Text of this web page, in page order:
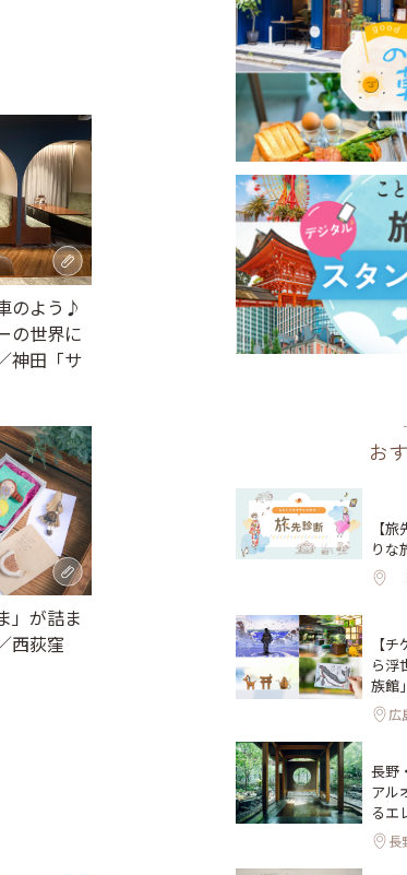
のよう♪
の世界に
神田「サ
」が詰ま
西荻窪
お
【
りな
【
ら浮
族館
広
長野
アル
るエ
長